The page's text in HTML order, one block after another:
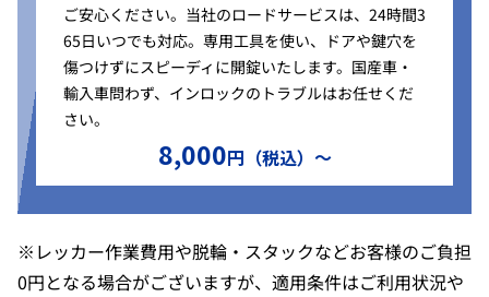
ご安心ください。当社のロードサービスは、24時間3
65日いつでも対応。専用工具を使い、ドアや鍵穴を
傷つけずにスピーディに開錠いたします。国産車・
輸入車問わず、インロックのトラブルはお任せくだ
さい。
8,000円（税込）〜
※レッカー作業費用や脱輪・スタックなどお客様のご負担
0円となる場合がございますが、適用条件はご利用状況や